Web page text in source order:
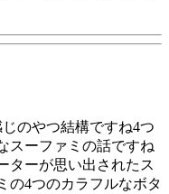
のやつ結構ですね4つ
スーファミの話ですね
ターが思い出されたス
の4つのカラフルなボタ